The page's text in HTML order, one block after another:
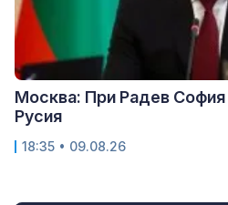
Москва: При Радев
Русия
18:35 • 09.08.26